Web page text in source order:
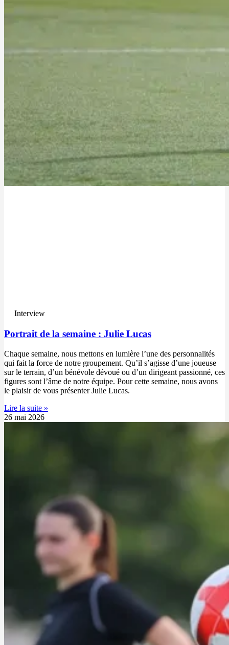
Interview
Portrait de la semaine : Julie Lucas
Chaque semaine, nous mettons en lumière l’une des personnalités
qui fait la force de notre groupement. Qu’il s’agisse d’une joueuse
sur le terrain, d’un bénévole dévoué ou d’un dirigeant passionné, ces
figures sont l’âme de notre équipe. Pour cette semaine, nous avons
le plaisir de vous présenter Julie Lucas.
Lire la suite »
26 mai 2026